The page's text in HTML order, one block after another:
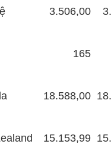
3.506,00
165
18.588,00
15.153,99